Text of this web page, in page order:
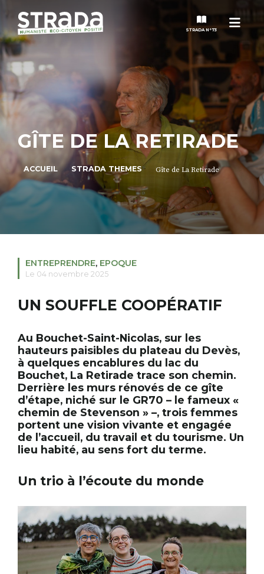
Menu
STRADA N°73
STRADA
MAGAZINES
NOS THÈMES
STRADA’DATES
ALTER STRADA
RECHERCHER
S'ABONNER
FACEBOOKINSTAGRAM
LINKEDINYOUTUBE
GÎTE DE LA RETIRADE
ACCUEIL STRADA THEMES Gîte de La Retirade
ENTREPRENDRE, EPOQUE
Le 04 novembre 2025
UN SOUFFLE COOPÉRATIF
Au Bouchet-Saint-Nicolas, sur les
hauteurs paisibles du plateau du Devès,
à quelques encablures du lac du
Bouchet, La Retirade trace son chemin.
Derrière les murs rénovés de ce gîte
d’étape, niché sur le GR70 – le fameux «
chemin de Stevenson » –, trois femmes
portent une vision vivante et engagée
de l’accueil, du travail et du tourisme. Un
lieu habité, au sens fort du terme.
Un trio à l’écoute du monde